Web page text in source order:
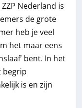
Nederland is
de grote
heb je veel
het maar eens
bent. In het
begrip
is en zijn